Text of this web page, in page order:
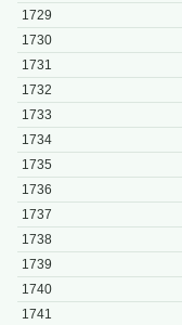
1729
1730
1731
1732
1733
1734
1735
1736
1737
1738
1739
1740
1741